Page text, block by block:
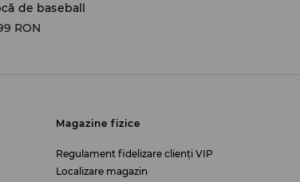
de baseball
RON
Magazine fizice
Regulament fidelizare clienți VIP
Localizare magazin